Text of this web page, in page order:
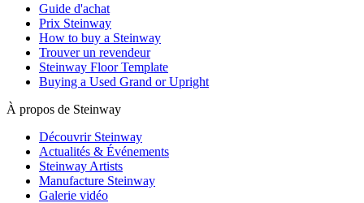
Guide d'achat
Prix Steinway
How to buy a Steinway
Trouver un revendeur
Steinway Floor Template
Buying a Used Grand or Upright
À propos de Steinway
Découvrir Steinway
Actualités & Événements
Steinway Artists
Manufacture Steinway
Galerie vidéo